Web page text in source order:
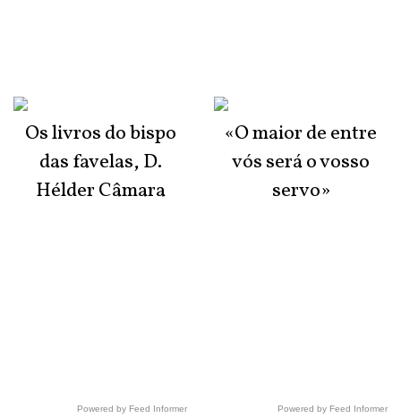
Os livros do bispo
das favelas, D.
Hélder Câmara
Powered by Feed Informer
«O maior de entre
vós será o vosso
servo»
Powered by Feed Informer